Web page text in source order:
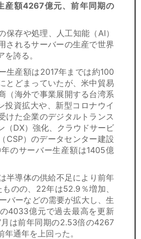
産額4267億元、前年同期の
存や処理、人工知能（AI）
されるサーバーの生産で世界
誇る。
生産額は2017年までは約100
とどまっていたが、米中貿易
（海外で事業展開する台湾系
投資拡大や、新型コロナウイ
けた企業のデジタルトランス
（DX）強化、クラウドサービ
CSP）のデータセンター建設
のサーバー生産額は1405億
半導体の供給不足により前年
のの、22年は52.9％増加、
バーなどの需要が拡大し、生
4033億元で過去最高を更新
は前年同期の2.53倍の4267
通年を上回った。